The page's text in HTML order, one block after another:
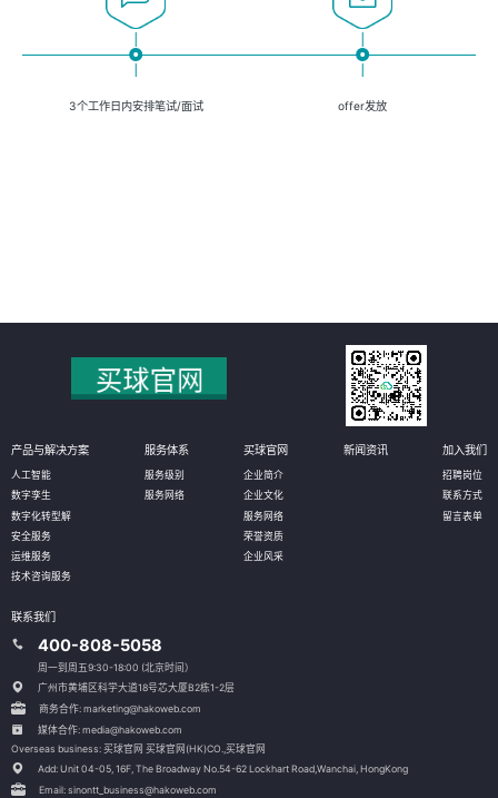
3个工作日内安排笔试/面试 offer发放
产品与解决方案
人工智能
数字孪生
数字化转型解
安全服务
运维服务
技术咨询服务
服务体系
服务级别
服务网络
买球官网
企业简介
企业文化
服务网络
荣誉资质
企业风采
新闻资讯 加入我们
招聘岗位
联系方式
留言表单
联系我们
400-808-5058
周一到周五9:30-18:00 (北京时间）
广州市黄埔区科学大道18号芯大厦B2栋1-2层
商务合作: marketing@hakoweb.com
媒体合作: media@hakoweb.com
Overseas business: 买球官网 买球官网(HK)CO.,买球官网
Add: Unit 04-05, 16F, The Broadway No.54-62 Lockhart Road,Wanchai, HongKong
Email: sinontt_business@hakoweb.com